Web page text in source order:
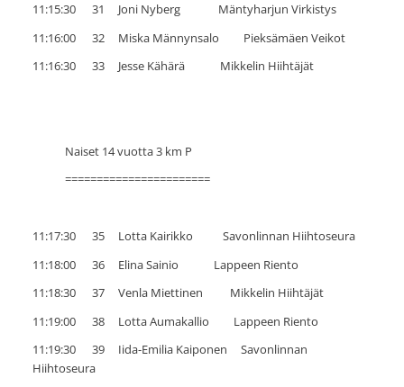
11:15:30 31 Joni Nyberg Mäntyharjun Virkistys
11:16:00 32 Miska Männynsalo Pieksämäen Veikot
11:16:30 33 Jesse Kähärä Mikkelin Hiihtäjät
Naiset 14 vuotta 3 km P
=======================
11:17:30 35 Lotta Kairikko Savonlinnan Hiihtoseura
11:18:00 36 Elina Sainio Lappeen Riento
11:18:30 37 Venla Miettinen Mikkelin Hiihtäjät
11:19:00 38 Lotta Aumakallio Lappeen Riento
11:19:30 39 Iida-Emilia Kaiponen Savonlinnan
Hiihtoseura